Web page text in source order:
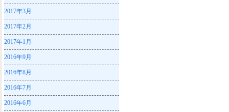
2017年3月
2017年2月
2017年1月
2016年9月
2016年8月
2016年7月
2016年6月